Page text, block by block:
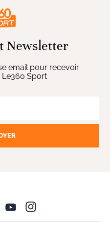
Newsletter
email pour recevoir
Le360 Sport